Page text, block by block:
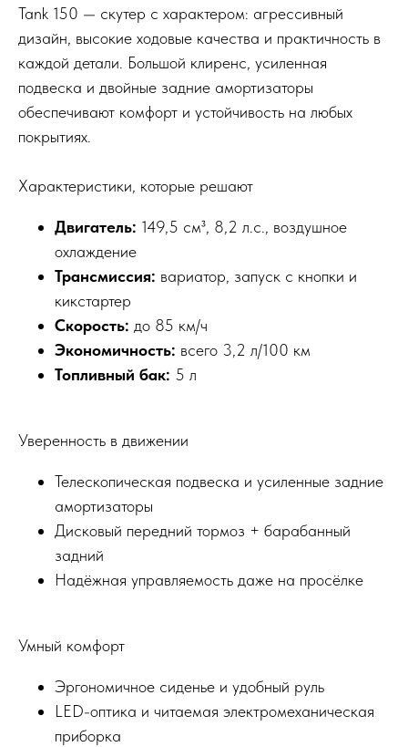
Tank 150 — скутер с характером: агрессивный
дизайн, высокие ходовые качества и практичность в
каждой детали. Большой клиренс, усиленная
подвеска и двойные задние амортизаторы
обеспечивают комфорт и устойчивость на любых
покрытиях.
Характеристики, которые решают
Двигатель: 149,5 см³, 8,2 л.с., воздушное
охлаждение
Трансмиссия: вариатор, запуск с кнопки и
кикстартер
Скорость: до 85 км/ч
Экономичность: всего 3,2 л/100 км
Топливный бак: 5 л
Уверенность в движении
Телескопическая подвеска и усиленные задние
амортизаторы
Дисковый передний тормоз + барабанный
задний
Надёжная управляемость даже на просёлке
Умный комфорт
Эргономичное сиденье и удобный руль
LED-оптика и читаемая электромеханическая
приборка